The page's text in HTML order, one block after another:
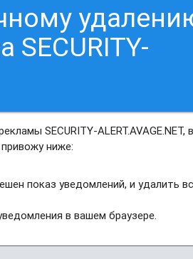
SECURITY-
SECURITY-ALERT.AVAGE.NET,
ниже:
показ уведомлений, и удалить
в вашем браузере.